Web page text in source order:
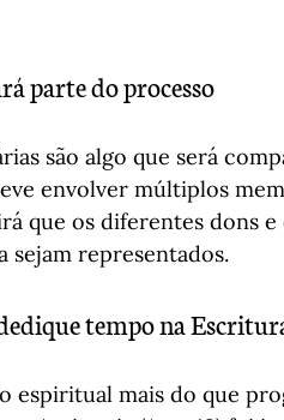
parte do processo
são algo que será
envolver múltiplos
que os diferentes dons
sejam representados.
tempo na
espiritual mais do que